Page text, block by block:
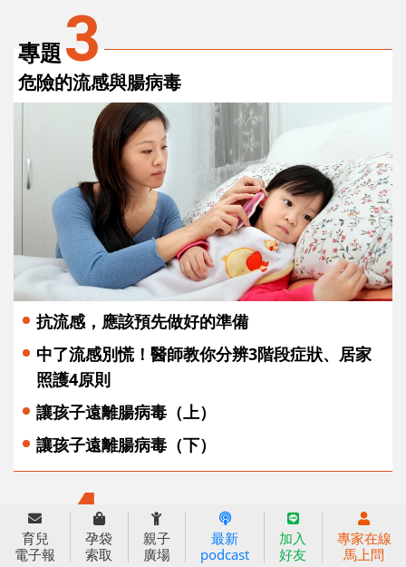
專題3
危險的流感與腸病毒
抗流感，應該預先做好的準備
中了流感別慌！醫師教你分辨3階段症狀、居家
照護4原則
讓孩子遠離腸病毒（上）
讓孩子遠離腸病毒（下）
專題 4
提升免疫，促進健康
育兒
電子報
孕袋
索取
親子
廣場
最新
podcast
加入
好友
專家在線
馬上問